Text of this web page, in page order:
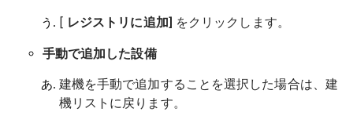
[ レジストリに追加] をクリックします。
手動で追加した設備
建機を手動で追加することを選択した場合は、建
機リストに戻ります。